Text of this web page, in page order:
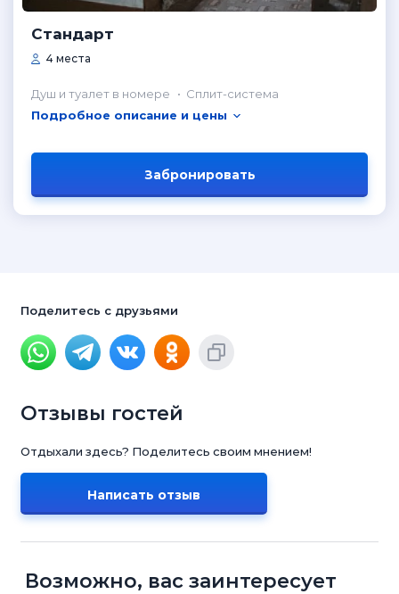
Стандарт
4 места
Душ и туалет в номере
Сплит-система
Подробное описание и цены
Забронировать
Поделитесь с друзьями
Отзывы гостей
Отдыхали здесь? Поделитесь своим мнением!
Написать отзыв
Возможно, вас заинтересует